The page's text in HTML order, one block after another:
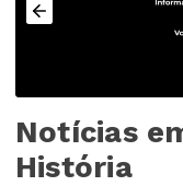
Notícias
História